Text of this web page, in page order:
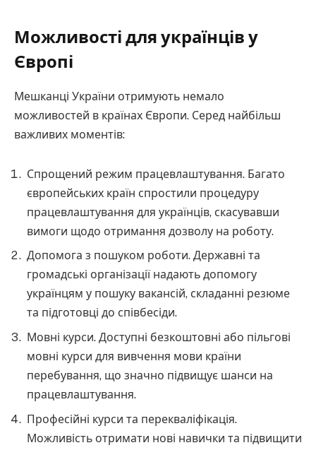
Можливості для українців у
Європі
Мешканці України отримують немало
можливостей в країнах Європи. Серед найбільш
важливих моментів:
Спрощений режим працевлаштування. Багато
європейських країн спростили процедуру
працевлаштування для українців, скасувавши
вимоги щодо отримання дозволу на роботу.
Допомога з пошуком роботи. Державні та
громадські організації надають допомогу
українцям у пошуку вакансій, складанні резюме
та підготовці до співбесіди.
Мовні курси. Доступні безкоштовні або пільгові
мовні курси для вивчення мови країни
перебування, що значно підвищує шанси на
працевлаштування.
Професійні курси та перекваліфікація.
Можливість отримати нові навички та підвищити